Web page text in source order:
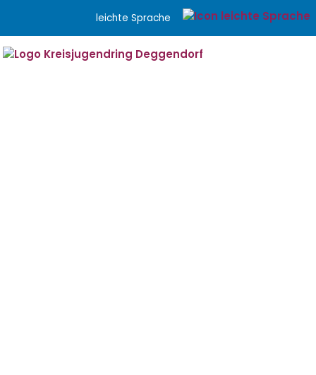
leichte Sprache
Menü überspringen